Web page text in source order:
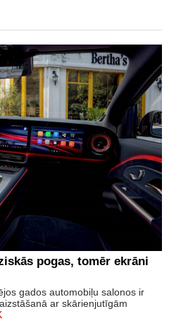
pogas, tomēr ekrāni
gados automobiļu salonos ir
ar skārienjutīgām